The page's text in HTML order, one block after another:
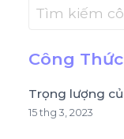
Công
Trọng lượng
15 thg 3, 2023